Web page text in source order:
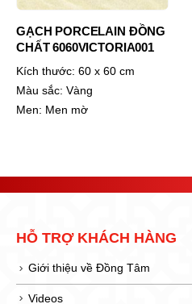
GẠCH PORCELAIN ĐỒNG
CHẤT 6060VICTORIA001
Kích thước: 60 x 60 cm
Màu sắc: Vàng
Men: Men mờ
HỖ TRỢ KHÁCH HÀNG
Giới thiệu về Đồng Tâm
Videos